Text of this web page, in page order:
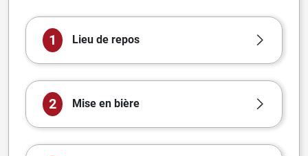
1 Lieu de repos
2 Mise en bière